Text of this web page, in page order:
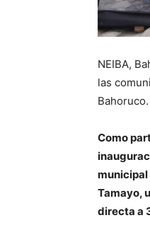
NEIBA,
las
Bahoruco.
Como
municipal
Tamayo,
directa a